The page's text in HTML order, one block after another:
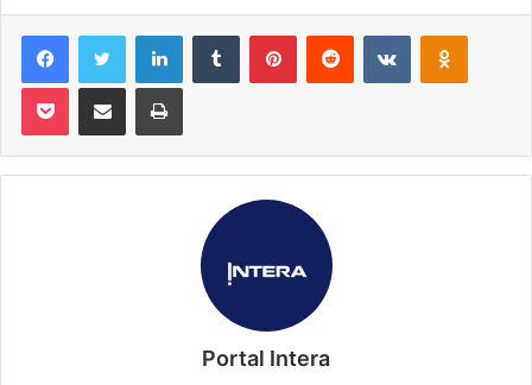
FacebookTwitter LinkedinTumblr PinterestReddit VK OK
Pocket Compartilhar via e-mail Imprimir
Portal Intera